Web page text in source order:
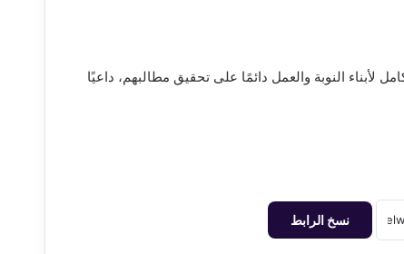
لأبناء النوبة والعمل دائمًا على تحقيق مطالبهم، داعيًا
نسخ الرابط